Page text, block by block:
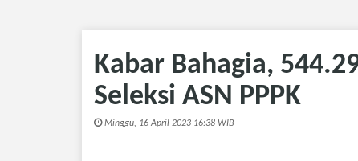
Kabar Bahagia,
Seleksi ASN PPPK
Minggu, 16 April 2023 16:38 WIB